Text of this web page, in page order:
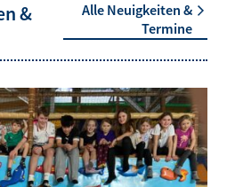
&
Alle Neuigkeiten &
Termine